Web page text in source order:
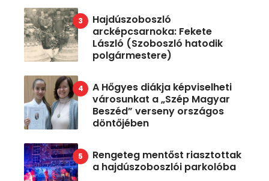
Hajdúszoboszló
arcképcsarnoka: Fekete
László (Szoboszló hatodik
polgármestere)
A Hőgyes diákja képviselheti
városunkat a „Szép Magyar
Beszéd” verseny országos
döntőjében
Rengeteg mentőst riasztottak
a hajdúszoboszlói parkolóba